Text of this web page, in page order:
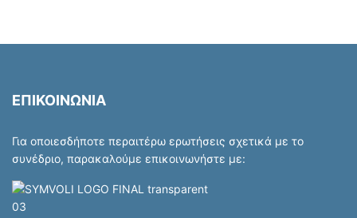
ΕΠΙΚΟΙΝΩΝΙΑ
Για οποιεσδήποτε περαιτέρω ερωτήσεις σχετικά με το
συνέδριο, παρακαλούμε επικοινωνήστε με: